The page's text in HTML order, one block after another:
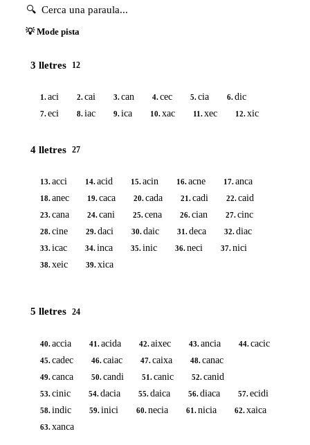
💡 Mode pista
3 lletres 12
1.aci 2.cai 3.can 4.cec 5.cia 6.dic
7.eci 8.iac 9.ica 10.xac 11.xec 12.xic
4 lletres 27
13.acci 14.acid 15.acin 16.acne 17.anca
18.anec 19.caca 20.cada 21.cadi 22.caid
23.cana 24.cani 25.cena 26.cian 27.cinc
28.cine 29.daci 30.daic 31.deca 32.diac
33.icac 34.inca 35.inic 36.neci 37.nici
38.xeic 39.xica
5 lletres 24
40.accia 41.acida 42.aixec 43.ancia 44.cacic
45.cadec 46.caiac 47.caixa 48.canac
49.canca 50.candi 51.canic 52.canid
53.cinic 54.dacia 55.daica 56.diaca 57.ecidi
58.indic 59.inici 60.necia 61.nicia 62.xaica
63.xanca